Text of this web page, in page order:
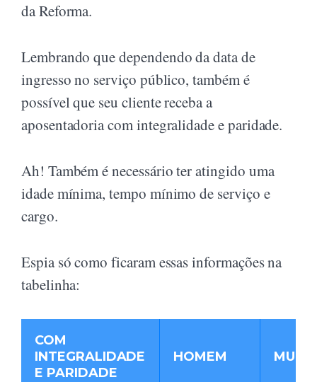
da Reforma.
Lembrando que dependendo da data de
ingresso no serviço público, também é
possível que seu cliente receba a
aposentadoria com integralidade e paridade.
Ah! Também é necessário ter atingido uma
idade mínima, tempo mínimo de serviço e
cargo.
Espia só como ficaram essas informações na
tabelinha:
COM
INTEGRALIDADE
E PARIDADE
HOMEM